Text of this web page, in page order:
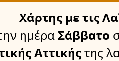
Χάρτης με τις
ημέραΣάββατο
Αττικήςτης